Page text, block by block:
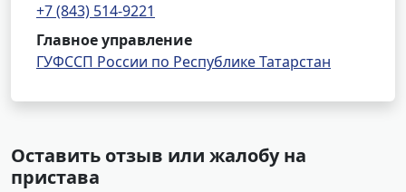
+7 (843) 514-9221
Главное управление
ГУФССП России по Республике Татарстан
Оставить отзыв или жалобу на
пристава